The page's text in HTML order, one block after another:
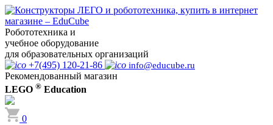
Робототехника и
учебное оборудование
для образовательных организаций
+7(495) 120-21-86
info@educube.ru
Рекомендованный магазин
LEGO ® Education
0